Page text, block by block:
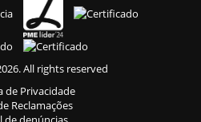
All rights reserved
de Privacidade
Reclamações